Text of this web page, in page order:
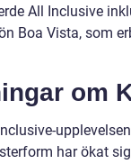
All Inclusive
Boa Vista, som
om
har ökat